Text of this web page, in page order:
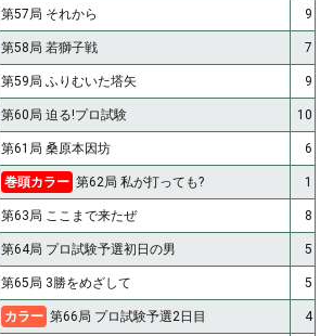
第57局 それから 9
第58局 若獅子戦 7
第59局 ふりむいた塔矢 9
第60局 迫る!プロ試験 10
第61局 桑原本因坊 6
巻頭カラー 第62局 私が打っても? 1
第63局 ここまで来たぜ 8
第64局 プロ試験予選初日の男 5
第65局 3勝をめざして 5
カラー 第66局 プロ試験予選2日目 4